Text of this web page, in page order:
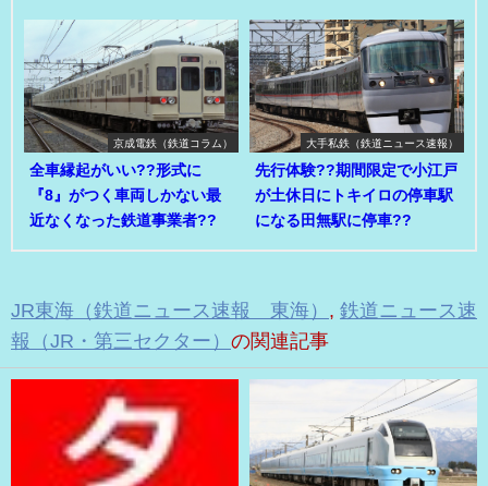
京成電鉄（鉄道コラム）
全車縁起がいい??形式に
『8』がつく車両しかない最
近なくなった鉄道事業者??
大手私鉄（鉄道ニュース速報）
先行体験??期間限定で小江戸
が土休日にトキイロの停車駅
になる田無駅に停車??
JR東海（鉄道ニュース速報 東海） , 鉄道ニュース速
報（JR・第三セクター） の関連記事